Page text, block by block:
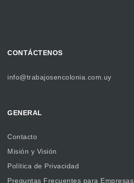
CONTÁCTENOS
info@trabajosencolonia.com.uy
GENERAL
Contacto
Misión y Visión
Política de Privacidad
Preguntas Frecuentes para Empresas